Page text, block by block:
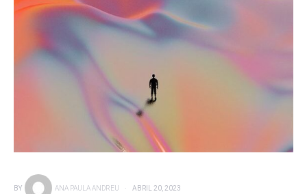
BY ANA PAULA ANDREU ABRIL 20, 2023